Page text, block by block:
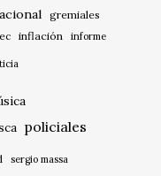
gremiales
inflación informe
policiales
sergio massa